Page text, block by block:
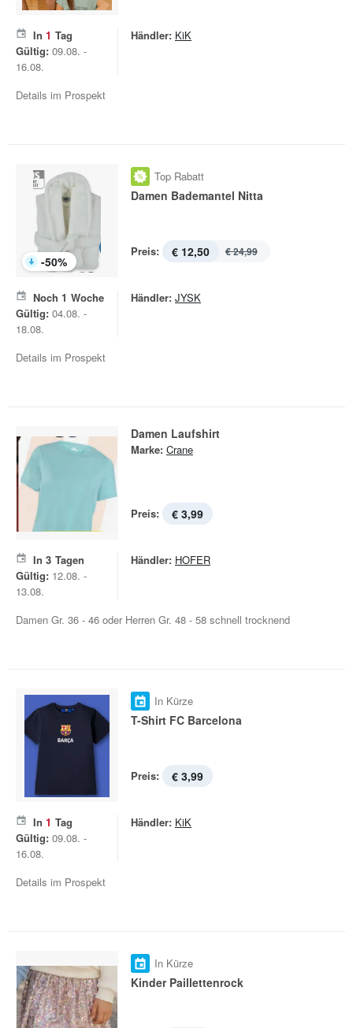
In 1 Tag
Gültig: 09.08. -
16.08.
Händler: KiK
Details im Prospekt
-50%
Top Rabatt
Damen Bademantel Nitta
Preis: € 12,50 € 24,99
Noch 1 Woche
Gültig: 04.08. -
18.08.
Händler: JYSK
Details im Prospekt
Damen Laufshirt
Marke: Crane
Preis: € 3,99
In 3 Tagen
Gültig: 12.08. -
13.08.
Händler: HOFER
Damen Gr. 36 - 46 oder Herren Gr. 48 - 58 schnell trocknend
In Kürze
T-Shirt FC Barcelona
Preis: € 3,99
In 1 Tag
Gültig: 09.08. -
16.08.
Händler: KiK
Details im Prospekt
In Kürze
Kinder Paillettenrock